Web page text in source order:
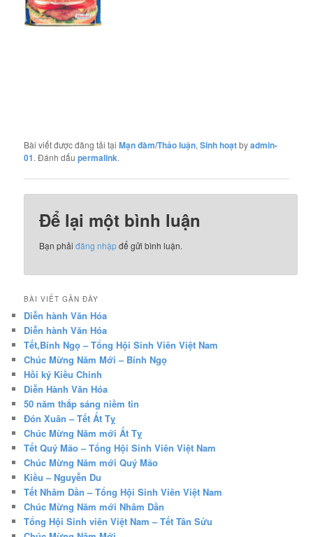
Bài viết được đăng tải tạiMạn đàm/Thảo luận,Sinh hoạtbyadmin-
01. Đánh dấupermalink.
Để lại một bình luận
Bạn phảiđăng nhậpđể gửi bình luận.
BÀI VIẾT GẦN ĐÂY
Diễn hành Văn Hóa
Diễn hành Văn Hóa
Tết,Bính Ngọ – Tổng Hội Sinh Viên Việt Nam
Chúc Mừng Năm Mới – Bính Ngọ
Hồi ký Kiều Chinh
Diễn Hành Văn Hóa
50 năm thắp sáng niềm tin
Đón Xuân – Tết Ất Tỵ
Chúc Mừng Năm mới Ất Tỵ
Tết Quý Mão – Tổng Hội Sinh Viên Việt Nam
Chúc Mừng Năm mới Quý Mão
Kiều – Nguyễn Du
Tết Nhâm Dần – Tổng Hội Sinh Viên Việt Nam
Chúc Mừng Năm mới Nhâm Dần
Tổng Hội Sinh viên Việt Nam – Tết Tân Sửu